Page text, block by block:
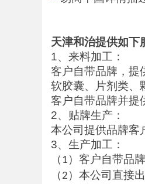
天津和治提供如下
1、来料加工：
客户自带品牌，提
软胶囊、片剂类、
客户自带品牌并提
2、贴牌生产：
本公司提供品牌客
3、生产加工：
（ 1 ）客户自带品
（2 ）本公司直接